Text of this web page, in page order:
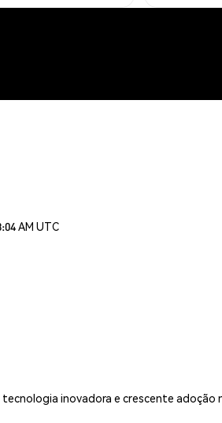
AM UTC
inovadora e crescente adoção